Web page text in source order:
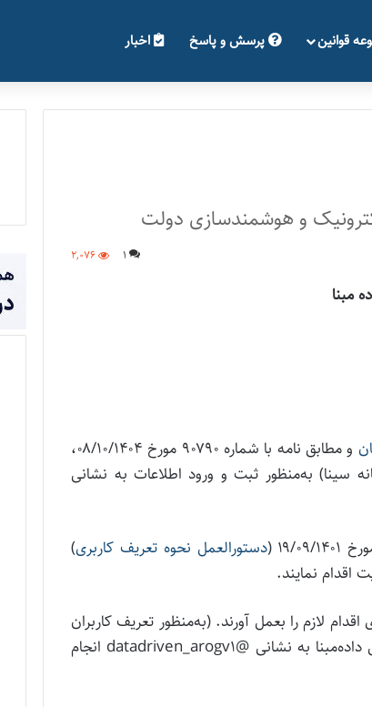
قوانین پرسش و پاسخ اخبار
1
2,076
مبنا
و مطابق نامه با شماره ۹۰۷۹۰ مورخ ۰۸/۱۰/۱۴۰۴،
سینا) به‌منظور ثبت و ورود اطلاعات به نشانی
دستورالعمل نحوه تعریف کاربری)
اقدام نمایند.
لازم را بعمل آورند. (به‌منظور تعریف کاربران
در بستر جدید توسط رابطان اطلاعات، پایه، اطلاع‌رسانی در کانال بله حکمرانی داده‌مبنا به نشانی @datadriven_arogv1 انجام